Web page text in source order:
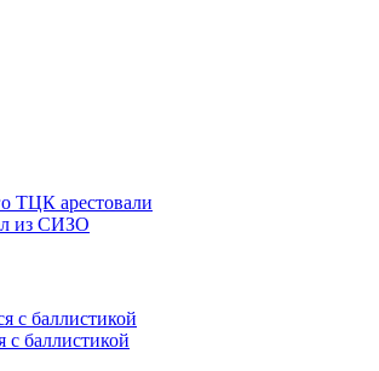
ТЦК арестовали
из СИЗО
с баллистикой